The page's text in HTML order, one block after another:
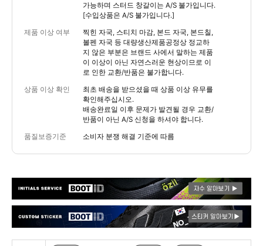
가능하며 스터드 창갈이는 A/S 불가입니다.
[수입상품은 A/S 불가입니다.]
제품 이상 여부
찍힌 자국, 스티치 마감, 본드 자국, 본드칠,
볼펜 자국 등 대량생산제품공정상 정교하
지 않은 부분은 브랜드 사에서 말하는 제품
이 이상이 아닌 자연스러운 현상이므로 이
로 인한 교환/반품은 불가합니다.
상품 이상 확인
최초 배송을 받으셨을 때 상품 이상 유무를
확인해주십시오.
배송완료일 이후 문제가 발견될 경우 교환/
반품이 아닌 A/S 신청을 하셔야 합니다.
품질보증기준 소비자 분쟁 해결 기준에 따름